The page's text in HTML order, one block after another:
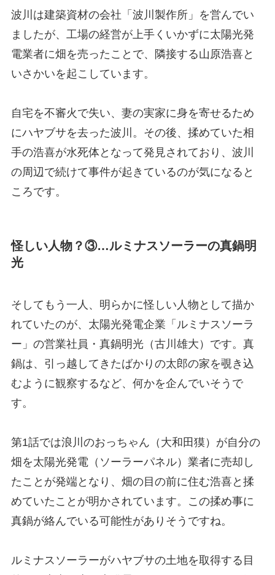
波川は建築資材の会社「波川製作所」を営んでい
ましたが、工場の経営が上手くいかずに太陽光発
電業者に畑を売ったことで、隣接する山原浩喜と
いさかいを起こしています。
自宅を不審火で失い、妻の実家に身を寄せるため
にハヤブサを去った波川。その後、揉めていた相
手の浩喜が水死体となって発見されており、波川
の周辺で続けて事件が起きているのが気になると
ころです。
怪しい人物？③…ルミナスソーラーの真鍋明
光
そしてもう一人、明らかに怪しい人物として描か
れていたのが、太陽光発電企業「ルミナスソーラ
ー」の営業社員・真鍋明光（古川雄大）です。真
鍋は、引っ越してきたばかりの太郎の家を覗き込
むように観察するなど、何かを企んでいそうで
す。
第1話では浪川のおっちゃん（大和田獏）が自分の
畑を太陽光発電（ソーラーパネル）業者に売却し
たことが発端となり、畑の目の前に住む浩喜と揉
めていたことが明かされています。この揉め事に
真鍋が絡んでいる可能性がありそうですね。
ルミナスソーラーがハヤブサの土地を取得する目